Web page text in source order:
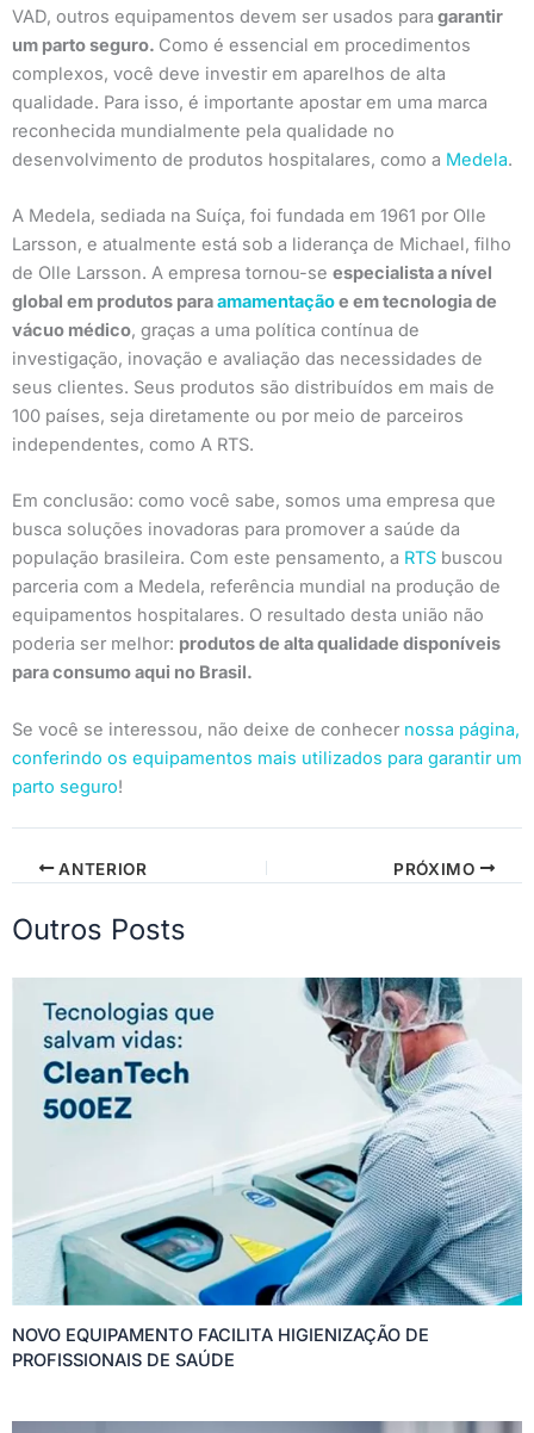
VAD, outros equipamentos devem ser usados para garantir
um parto seguro. Como é essencial em procedimentos
complexos, você deve investir em aparelhos de alta
qualidade. Para isso, é importante apostar em uma marca
reconhecida mundialmente pela qualidade no
desenvolvimento de produtos hospitalares, como a Medela.
A Medela, sediada na Suíça, foi fundada em 1961 por Olle
Larsson, e atualmente está sob a liderança de Michael, filho
de Olle Larsson. A empresa tornou-se especialista a nível
global em produtos paraamamentaçãoe em tecnologia de
vácuo médico, graças a uma política contínua de
investigação, inovação e avaliação das necessidades de
seus clientes. Seus produtos são distribuídos em mais de
100 países, seja diretamente ou por meio de parceiros
independentes, como A RTS.
Em conclusão: como você sabe, somos uma empresa que
busca soluções inovadoras para promover a saúde da
população brasileira. Com este pensamento, a RTS buscou
parceria com a Medela, referência mundial na produção de
equipamentos hospitalares. O resultado desta união não
poderia ser melhor: produtos de alta qualidade disponíveis
para consumo aqui no Brasil.
Se você se interessou, não deixe de conhecer nossa página,
conferindo os equipamentos mais utilizados para garantir um
parto seguro!
ANTERIOR PRÓXIMO
Outros Posts
NOVO EQUIPAMENTO FACILITA HIGIENIZAÇÃO DE
PROFISSIONAIS DE SAÚDE